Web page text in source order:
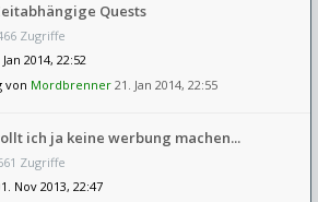
Quests
Zugriffe
Jan 2014, 22:52
von Mordbrenner 21. Jan 2014, 22:55
ich ja keine werbung machen...
Zugriffe
Nov 2013, 22:47